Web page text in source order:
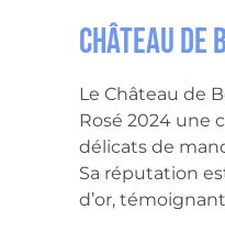
Château de
Le Château de
Rosé 2024 une
délicats de
Sa réputation
d’or,